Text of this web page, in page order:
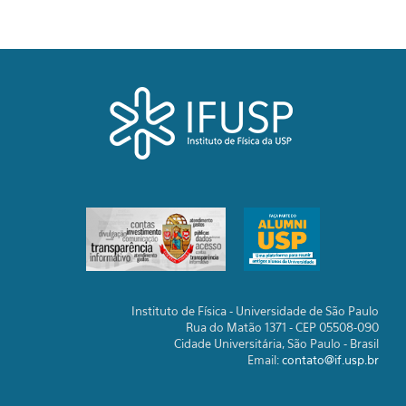
Instituto de Física - Universidade de São Paulo
Rua do Matão 1371 - CEP 05508-090
Cidade Universitária, São Paulo - Brasil
Email:contato@if.usp.br